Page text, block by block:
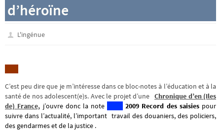
d’héroïne
L'ingénue
C’est peu dire que je m’intéresse dans ce bloc-notes à l’éducation et à la
santé de nos adolescent(e)s. Avec le projet d’uneChronique d’en (Iles
de) France, j’ouvre donc la note 2009 Record des saisiespour
suivre dans l’actualité, l’important travail des douaniers, des policiers,
des gendarmes et de la justice .